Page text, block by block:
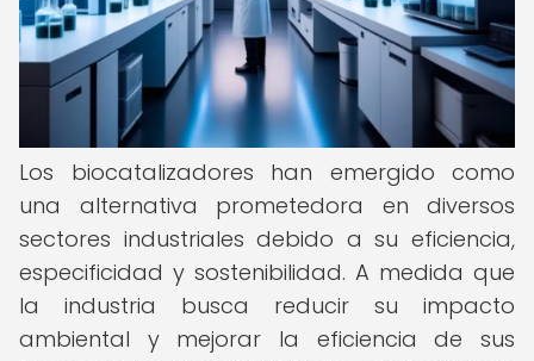
Los biocatalizadores han emergido como
una alternativa prometedora en diversos
sectores industriales debido a su eficiencia,
especificidad y sostenibilidad. A medida que
la industria busca reducir su impacto
ambiental y mejorar la eficiencia de sus